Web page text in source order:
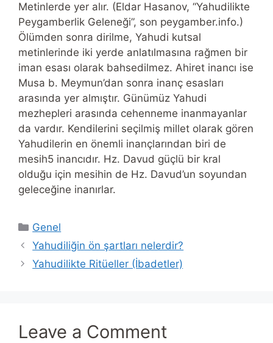
Metinlerde yer alır. (Eldar Hasanov, “Yahudilikte
Peygamberlik Geleneği”, son peygamber.info.)
Ölümden sonra dirilme, Yahudi kutsal
metinlerinde iki yerde anlatılmasına rağmen bir
iman esası olarak bahsedilmez. Ahiret inancı ise
Musa b. Meymun’dan sonra inanç esasları
arasında yer almıştır. Günümüz Yahudi
mezhepleri arasında cehenneme inanmayanlar
da vardır. Kendilerini seçilmiş millet olarak gören
Yahudilerin en önemli inançlarından biri de
mesih5 inancıdır. Hz. Davud güçlü bir kral
olduğu için mesihin de Hz. Davud’un soyundan
geleceğine inanırlar.
Categories
Genel
Yahudiliğin ön şartları nelerdir?
Yahudilikte Ritüeller (İbadetler)
Leave a Comment